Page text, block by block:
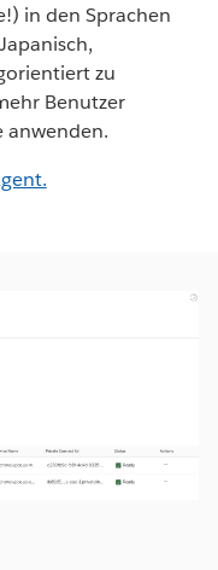
in den Sprachen
zu
Benutzer
anwenden.